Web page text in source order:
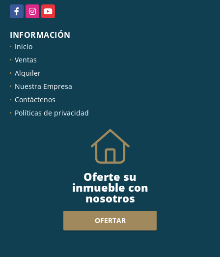
FacebookInstagramYouTube
INFORMACIÓN
Inicio
Ventas
Alquiler
Nuestra Empresa
Contáctenos
Políticas de privacidad
Oferte su
inmueble con
nosotros
OFERTAR